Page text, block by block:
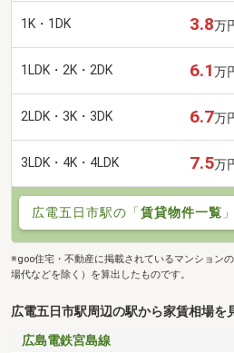
1K・1DK 3.8万
1LDK・2K・2DK 6.1万
2LDK・3K・3DK 6.7万
3LDK・4K・4LDK 7.5万
広電五日市駅の「賃貸物件一覧
※goo住宅・不動産に掲載されているマンション
場代などを除く）を算出したものです。
広電五日市駅周辺の駅から家賃相場を
広島電鉄宮島線